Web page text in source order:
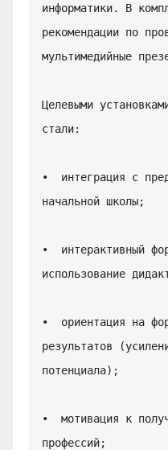
информатики. В
рекомендации по
мультимедийные
Целевыми
стали:
•  интеграция с
начальной школы;
•  интерактивный
использование
•  ориентация на
результатов
потенциала);
•  мотивация к
профессий;